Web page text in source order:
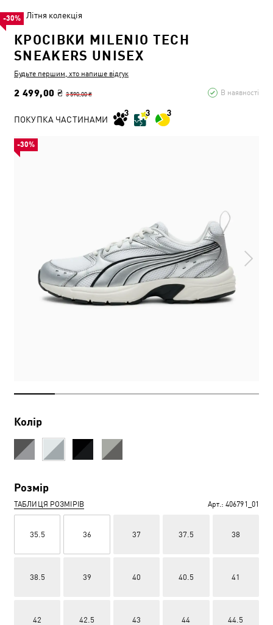
Літня колекція
КРОСІВКИ MILENIO TECH
SNEAKERS UNISEX
Будьте першим, хто напише відгук
2 499,00 ₴ 3 590,00 ₴ В наявності
-30%
ПОКУПКА ЧАСТИНАМИ
Колір
Розмір
ТАБЛИЦЯ РОЗМІРІВ Арт.: 406791_01
35.5 36 37 37.5 38
38.5 39 40 40.5 41
42 42.5 43 44 44.5
-30%